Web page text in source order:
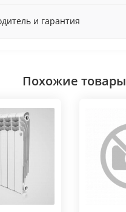
и гарантия
Похожие товары